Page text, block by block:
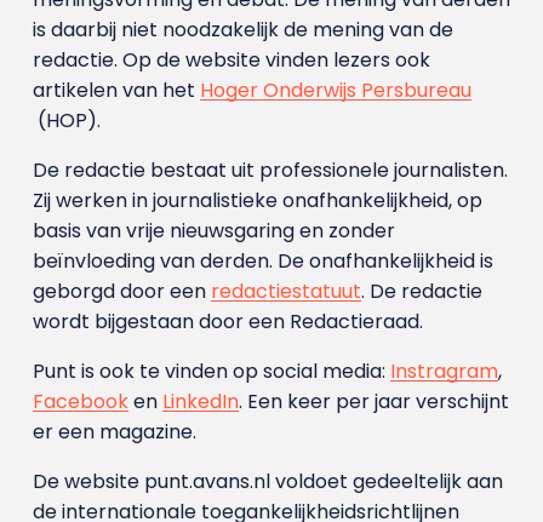
is daarbij niet noodzakelijk de mening van de
redactie. Op de website vinden lezers ook
artikelen van het Hoger Onderwijs Persbureau
(HOP).
De redactie bestaat uit professionele journalisten.
Zij werken in journalistieke onafhankelijkheid, op
basis van vrije nieuwsgaring en zonder
beïnvloeding van derden. De onafhankelijkheid is
geborgd door een redactiestatuut. De redactie
wordt bijgestaan door een Redactieraad.
Punt is ook te vinden op social media: Instragram,
Facebooken LinkedIn. Een keer per jaar verschijnt
er een magazine.
De website punt.avans.nl voldoet gedeeltelijk aan
de internationale toegankelijkheidsrichtlijnen